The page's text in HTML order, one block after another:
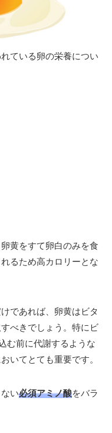
ている卵の栄養につい
黄をすて卵白のみを食
るため高カロリーとな
であれば、卵黄はビタ
べきでしょう。特にビ
む前に代謝するような
いてとても重要です。
い必須アミノ酸をバラ